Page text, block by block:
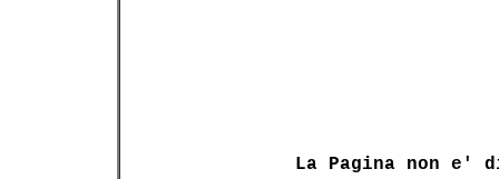
La Pagina non e'